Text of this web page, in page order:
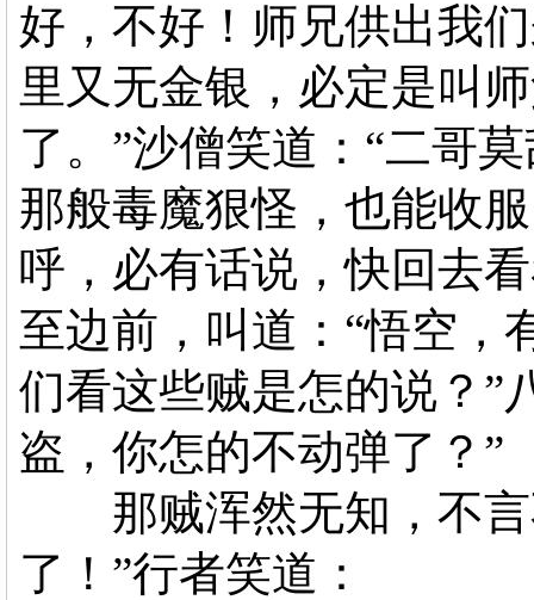
好，不好！师兄供出我
里又无金银，必定是叫
了。”沙僧笑道：“二哥
那般毒魔狠怪，也能收
呼，必有话说，快回去
至边前，叫道：“悟空，
们看这些贼是怎的说？”
盗，你怎的不动弹了？”
那贼浑然无知，不言
了！”行者笑道：